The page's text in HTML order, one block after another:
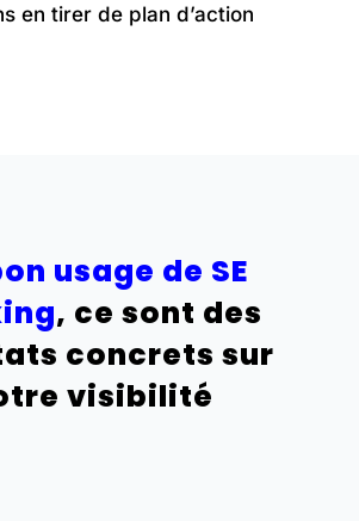
en tirer de plan d’action
usage de SE
, ce sont des
concrets sur
visibilité